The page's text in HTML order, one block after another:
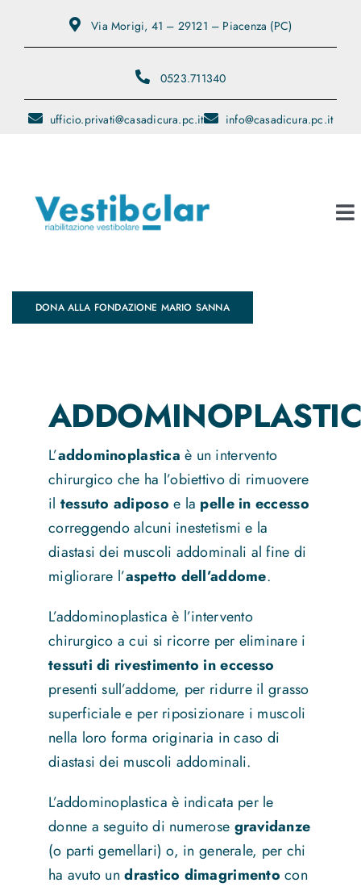
Via Morigi, 41 – 29121 – Piacenza (PC)
0523.711340
ufficio.privati@casadicura.pc.it info@casadicura.pc.it
DONA ALLA FONDAZIONE MARIO SANNA
L’addominoplastica è un intervento
chirurgico che ha l’obiettivo di rimuovere
il tessuto adiposo e la pelle in eccesso
correggendo alcuni inestetismi e la
diastasi dei muscoli addominali al fine di
migliorare l’aspetto dell’addome.
L’addominoplastica è l’intervento
chirurgico a cui si ricorre per eliminare i
tessuti di rivestimento in eccesso
presenti sull’addome, per ridurre il grasso
superficiale e per riposizionare i muscoli
nella loro forma originaria in caso di
diastasi dei muscoli addominali.
L’addominoplastica è indicata per le
donne a seguito di numerose gravidanze
(o parti gemellari) o, in generale, per chi
ha avuto undrastico dimagrimentocon